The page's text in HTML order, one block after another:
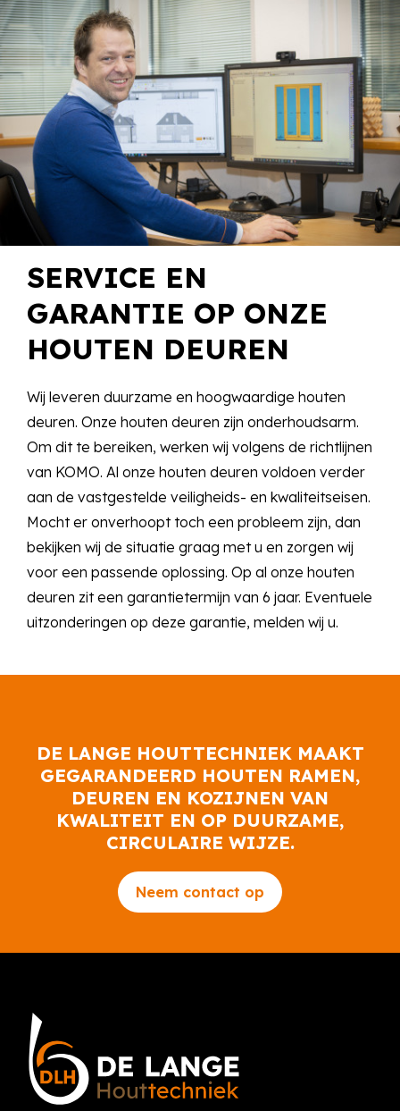
SERVICE EN
GARANTIE OP ONZE
HOUTEN DEUREN
Wij leveren duurzame en hoogwaardige houten
deuren. Onze houten deuren zijn onderhoudsarm.
Om dit te bereiken, werken wij volgens de richtlijnen
van KOMO. Al onze houten deuren voldoen verder
aan de vastgestelde veiligheids- en kwaliteitseisen.
Mocht er onverhoopt toch een probleem zijn, dan
bekijken wij de situatie graag met u en zorgen wij
voor een passende oplossing. Op al onze houten
deuren zit een garantietermijn van 6 jaar. Eventuele
uitzonderingen op deze garantie, melden wij u.
DE LANGE HOUTTECHNIEK MAAKT
GEGARANDEERD HOUTEN RAMEN,
DEUREN EN KOZIJNEN VAN
KWALITEIT EN OP DUURZAME,
CIRCULAIRE WIJZE.
Neem contact op